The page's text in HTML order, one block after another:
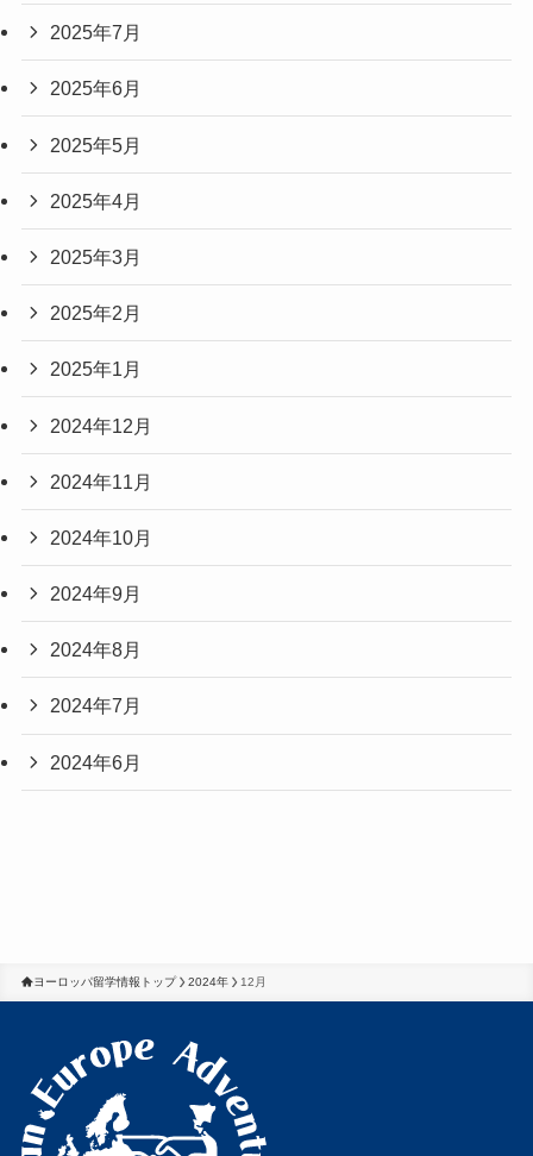
2025年7月
2025年6月
2025年5月
2025年4月
2025年3月
2025年2月
2025年1月
2024年12月
2024年11月
2024年10月
2024年9月
2024年8月
2024年7月
2024年6月
ヨーロッパ留学情報トップ 2024年 12月